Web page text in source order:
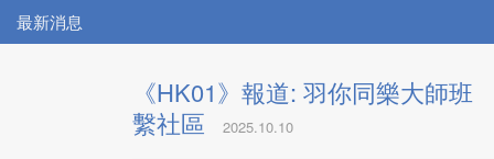
最新消息
《HK01》報道: 羽你同樂大師
繫社區
2025.10.10